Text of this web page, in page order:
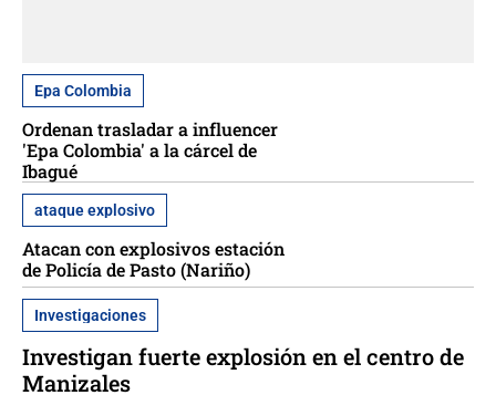
Epa Colombia
Ordenan trasladar a influencer
'Epa Colombia' a la cárcel de
Ibagué
ataque explosivo
Atacan con explosivos estación
de Policía de Pasto (Nariño)
Investigaciones
Investigan fuerte explosión en el centro de
Manizales